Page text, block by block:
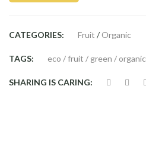
CATEGORIES: Fruit /Organic
TAGS: eco /fruit / green / organic
SHARING IS CARING: